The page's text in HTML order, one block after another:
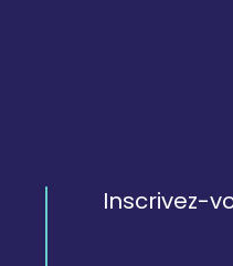
Inscrivez-